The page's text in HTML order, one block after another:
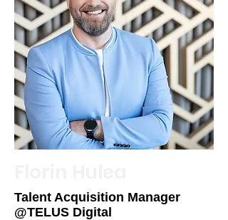
Talent Acquisition Manager
@TELUS Digital